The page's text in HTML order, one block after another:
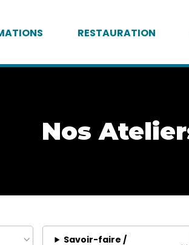
RESTAURATION
Nos
Savoir-faire /